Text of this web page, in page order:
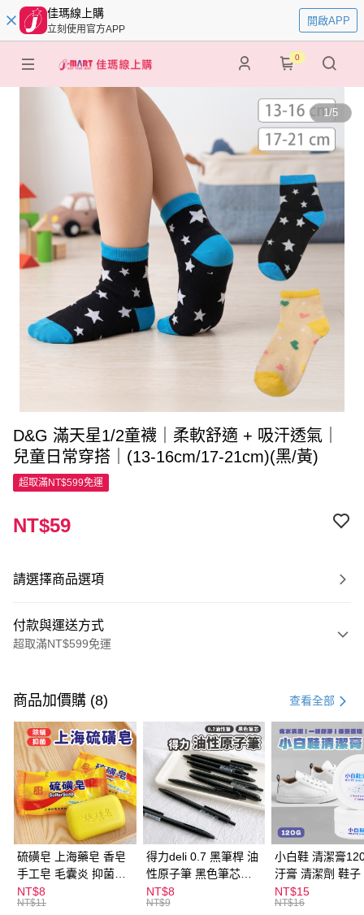
佳瑪線上購
立刻使用官方APP
開啟APP
0
1/5
D&G 滿天星1/2童襪｜柔軟舒適 + 吸汗透氣｜
兒童日常穿搭｜(13-16cm/17-21cm)(黑/黃)
超取滿NT$599免運
NT$59
請選擇商品選項
付款與運送方式
超取滿NT$599免運
信用卡一次付款
超商取貨付款
LINE Pay
Apple Pay
街口支付
悠遊付
ATM付款
商品加價購 (8) 查看全部
硫磺皂 上海藥皂 香皂
手工皂 毛囊炎 抑菌除
蟎 清潔護膚 去油去痘
寵物皮膚病 狗狗貓咪
NT$8
NT$11
得力deli 0.7 黑筆桿 油
性原子筆 黑色筆芯
S304
NT$8
NT$9
小白鞋 清潔膏
汙膏 清潔劑 鞋子
漬 白皮鞋 鞋油
NT$15
NT$16